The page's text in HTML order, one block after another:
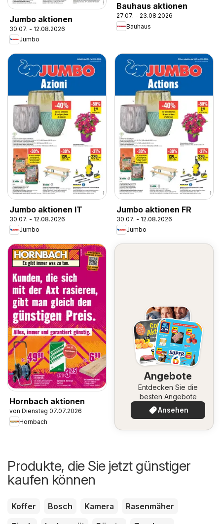
Jumbo aktionen
30.07. - 12.08.2026
Jumbo
Bauhaus aktionen
27.07. - 23.08.2026
Bauhaus
Jumbo aktionen IT
30.07. - 12.08.2026
Jumbo
Jumbo aktionen FR
30.07. - 12.08.2026
Jumbo
Hornbach aktionen
von Dienstag 07.07.2026
Hornbach
Angebote
Entdecken Sie die
besten Angebote
Ansehen
Produkte, die Sie jetzt günstiger
kaufen können
Koffer Bosch Kamera
Rasenmäher